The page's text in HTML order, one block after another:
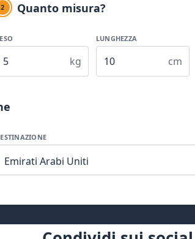
2 Quanto misura?
kg
LUNGHEZZA
cm
Emirati Arabi Uniti